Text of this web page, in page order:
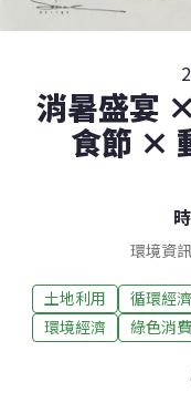
消暑盛宴
食節 ×
環境資
土地利用 循環經濟
環境經濟
綠色消費